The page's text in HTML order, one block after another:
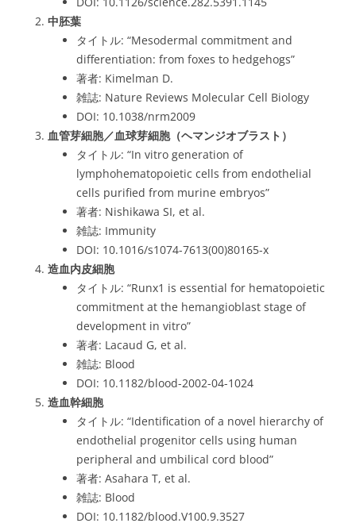
中胚葉
タイトル: “Mesodermal commitment and
differentiation: from foxes to hedgehogs”
著者: Kimelman D.
雑誌: Nature Reviews Molecular Cell Biology
DOI: 10.1038/nrm2009
血管芽細胞／血球芽細胞（ヘマンジオブラスト）
タイトル: “In vitro generation of
lymphohematopoietic cells from endothelial
cells purified from murine embryos”
著者: Nishikawa SI, et al.
雑誌: Immunity
DOI: 10.1016/s1074-7613(00)80165-x
造血内皮細胞
タイトル: “Runx1 is essential for hematopoietic
commitment at the hemangioblast stage of
development in vitro”
著者: Lacaud G, et al.
雑誌: Blood
DOI: 10.1182/blood-2002-04-1024
造血幹細胞
タイトル: “Identification of a novel hierarchy of
endothelial progenitor cells using human
peripheral and umbilical cord blood”
著者: Asahara T, et al.
雑誌: Blood
DOI: 10.1182/blood.V100.9.3527